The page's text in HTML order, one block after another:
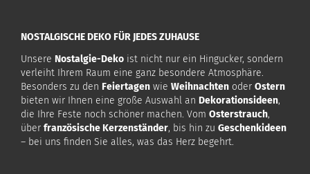
NOSTALGISCHE DEKO FÜR JEDES ZUHAUSE
Unsere Nostalgie-Deko ist nicht nur ein Hingucker, sondern
verleiht Ihrem Raum eine ganz besondere Atmosphäre.
Besonders zu den Feiertagen wie Weihnachten oder Ostern
bieten wir Ihnen eine große Auswahl an Dekorationsideen,
die Ihre Feste noch schöner machen. Vom Osterstrauch,
über französische Kerzenständer, bis hin zu Geschenkideen
– bei uns finden Sie alles, was das Herz begehrt.